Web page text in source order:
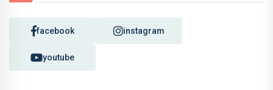
facebook instagram
youtube